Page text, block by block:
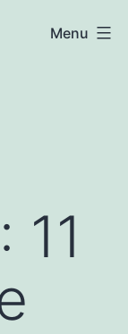
Menu
11